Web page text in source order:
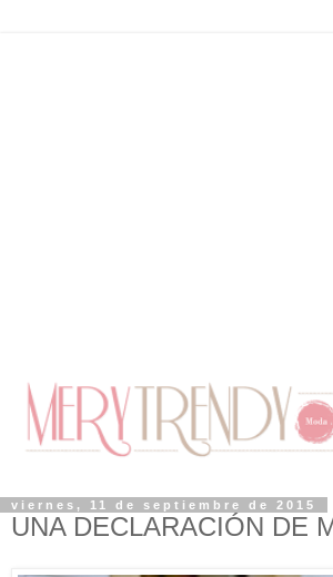
viernes, 11 de septiembre de 2015
UNA DECLARACIÓN DE